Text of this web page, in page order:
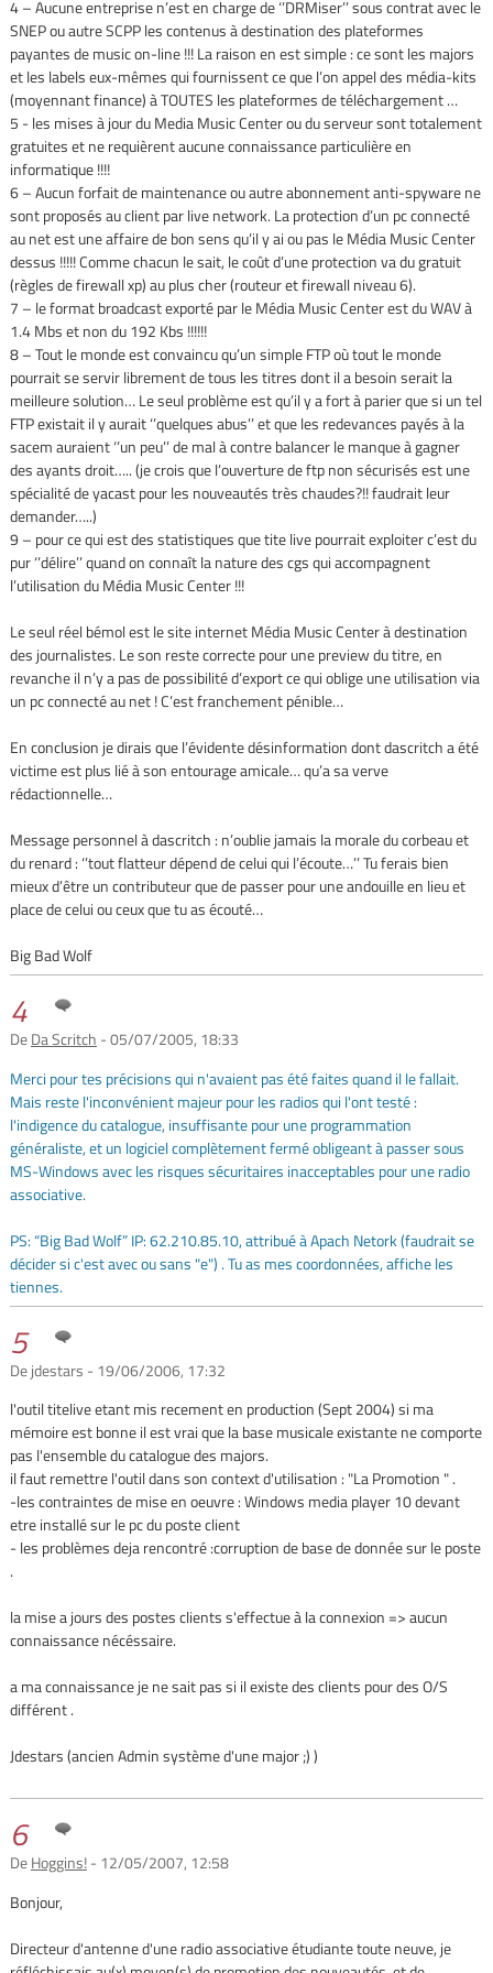
4 – Aucune entreprise n’est en charge de ‘’DRMiser’’ sous contrat avec le
SNEP ou autre SCPP les contenus à destination des plateformes
payantes de music on-line !!! La raison en est simple : ce sont les majors
et les labels eux-mêmes qui fournissent ce que l’on appel des média-kits
(moyennant finance) à TOUTES les plateformes de téléchargement …
5 - les mises à jour du Media Music Center ou du serveur sont totalement
gratuites et ne requièrent aucune connaissance particulière en
informatique !!!!
6 – Aucun forfait de maintenance ou autre abonnement anti-spyware ne
sont proposés au client par live network. La protection d’un pc connecté
au net est une affaire de bon sens qu’il y ai ou pas le Média Music Center
dessus !!!!! Comme chacun le sait, le coût d’une protection va du gratuit
(règles de firewall xp) au plus cher (routeur et firewall niveau 6).
7 – le format broadcast exporté par le Média Music Center est du WAV à
1.4 Mbs et non du 192 Kbs !!!!!!
8 – Tout le monde est convaincu qu’un simple FTP où tout le monde
pourrait se servir librement de tous les titres dont il a besoin serait la
meilleure solution… Le seul problème est qu’il y a fort à parier que si un tel
FTP existait il y aurait ‘’quelques abus’’ et que les redevances payés à la
sacem auraient ‘’un peu’’ de mal à contre balancer le manque à gagner
des ayants droit….. (je crois que l’ouverture de ftp non sécurisés est une
spécialité de yacast pour les nouveautés très chaudes?!! faudrait leur
demander…..)
9 – pour ce qui est des statistiques que tite live pourrait exploiter c’est du
pur ‘’délire’’ quand on connaît la nature des cgs qui accompagnent
l’utilisation du Média Music Center !!!
Le seul réel bémol est le site internet Média Music Center à destination
des journalistes. Le son reste correcte pour une preview du titre, en
revanche il n’y a pas de possibilité d’export ce qui oblige une utilisation via
un pc connecté au net ! C’est franchement pénible…
En conclusion je dirais que l’évidente désinformation dont dascritch a été
victime est plus lié à son entourage amicale… qu’a sa verve
rédactionnelle…
Message personnel à dascritch : n’oublie jamais la morale du corbeau et
du renard : ‘’tout flatteur dépend de celui qui l’écoute…’’ Tu ferais bien
mieux d’être un contributeur que de passer pour une andouille en lieu et
place de celui ou ceux que tu as écouté…
Big Bad Wolf
4
DeDa Scritch - 05/07/2005, 18:33
Merci pour tes précisions qui n'avaient pas été faites quand il le fallait.
Mais reste l'inconvénient majeur pour les radios qui l'ont testé :
l'indigence du catalogue, insuffisante pour une programmation
généraliste, et un logiciel complètement fermé obligeant à passer sous
MS-Windows avec les risques sécuritaires inacceptables pour une radio
associative.
PS: “Big Bad Wolf” IP: 62.210.85.10, attribué à Apach Netork (faudrait se
décider si c'est avec ou sans "e") . Tu as mes coordonnées, affiche les
tiennes.
5
De jdestars - 19/06/2006, 17:32
l'outil titelive etant mis recement en production (Sept 2004) si ma
mémoire est bonne il est vrai que la base musicale existante ne comporte
pas l'ensemble du catalogue des majors.
il faut remettre l'outil dans son context d'utilisation : "La Promotion " .
-les contraintes de mise en oeuvre : Windows media player 10 devant
etre installé sur le pc du poste client
- les problèmes deja rencontré :corruption de base de donnée sur le poste
.
la mise a jours des postes clients s'effectue à la connexion => aucun
connaissance nécéssaire.
a ma connaissance je ne sait pas si il existe des clients pour des O/S
différent .
Jdestars (ancien Admin système d'une major ;) )
6
DeHoggins!- 12/05/2007, 12:58
Bonjour,
Directeur d'antenne d'une radio associative étudiante toute neuve, je